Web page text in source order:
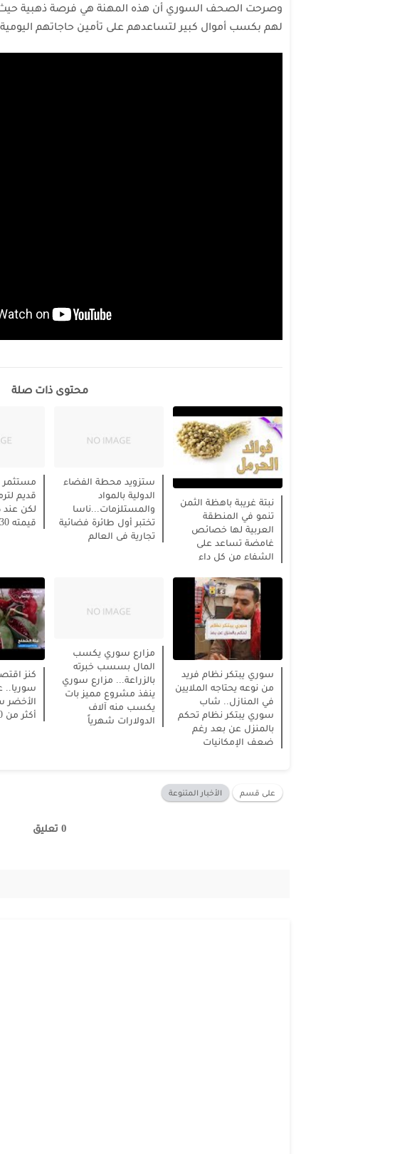
وصرحت الصحف السوري أن هذه المهنة هي فرصة ذهبية حيث
لهم بكسب أموال كبير لتساعدهم على تأمين حاجاتهم
محتوى ذات صلة
نبتة غريبة باهظة الثمن
تنمو في المنطقة
العربية لها خصائص
غامضة تساعد على
الشفاء من كل داء
ستزويد محطة الفضاء
الدولية بالمواد
والمستلزمات...ناسا
تختبر أول طائرة فضائية
تجارية فى العالم
مستثمر
قديم
لكن عند
قيمته 30 مليون دولار
سوري يبتكر نظام فريد
من نوعه يحتاجه الملايين
في المنازل.. شاب
سوري يبتكر نظام تحكم
بالمنزل عن بعد رغم
ضعف الإمكانيات
مزارع سوري يكسب
المال بسسب خبرته
بالزراعة... مزارع سوري
ينفذ مشروع مميز بات
يكسب منه آلاف
الدولارات شهرياً
كنز
سوريا..
الأخضر
أكثر من 10 دولار
على قسم الأخبار المتنوعة
0 تعليق